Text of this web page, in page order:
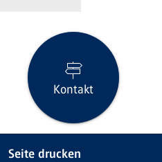
Kontakt
Seite drucken